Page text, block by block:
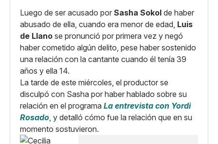
Luego de ser acusado por Sasha Sokol de haber
abusado de ella, cuando era menor de edad, Luis
de Llano se pronunció por primera vez y negó
haber cometido algún delito, pese haber sostenido
una relación con la cantante cuando él tenía 39
años y ella 14.
La tarde de este miércoles, el productor se
disculpó con Sasha por haber hablado sobre su
relación en el programa La entrevista con Yordi
Rosado, y detalló cómo fue la relación que en su
momento sostuvieron.